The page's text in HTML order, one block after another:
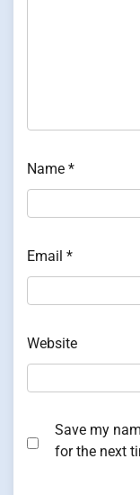
Name *
Email *
Website
Save my
for the next